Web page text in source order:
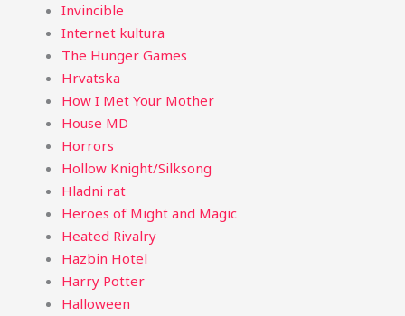
Invincible
Internet kultura
The Hunger Games
Hrvatska
How I Met Your Mother
House MD
Horrors
Hollow Knight/Silksong
Hladni rat
Heroes of Might and Magic
Heated Rivalry
Hazbin Hotel
Harry Potter
Halloween